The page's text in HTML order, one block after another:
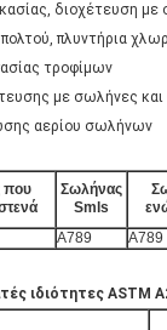
διοχέτευση
πλυντήρια
τροφίμων
με σωλήνες
αερίου σωλήνων
που
Σωλήνας
Smls
A789 A789
ιδιότητες ASTM